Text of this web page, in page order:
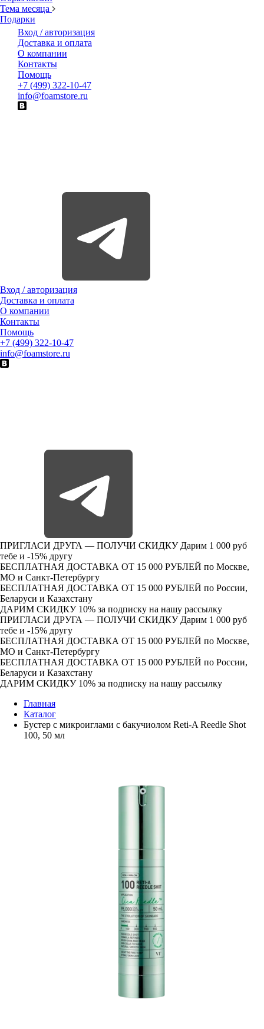
Тема месяца
Подарки
Вход / авторизация
Доставка и оплата
О компании
Контакты
Помощь
+7 (499) 322-10-47
info@foamstore.ru
Вход / авторизация
Доставка и оплата
О компании
Контакты
Помощь
+7 (499) 322-10-47
info@foamstore.ru
ПРИГЛАСИ ДРУГА — ПОЛУЧИ СКИДКУ Дарим 1 000 руб
тебе и -15% другу
БЕСПЛАТНАЯ ДОСТАВКА ОТ 15 000 РУБЛЕЙ по Москве,
МО и Санкт-Петербургу
БЕСПЛАТНАЯ ДОСТАВКА ОТ 15 000 РУБЛЕЙ по России,
Беларуси и Казахстану
ДАРИМ СКИДКУ 10% за подписку на нашу рассылку
ПРИГЛАСИ ДРУГА — ПОЛУЧИ СКИДКУ Дарим 1 000 руб
тебе и -15% другу
БЕСПЛАТНАЯ ДОСТАВКА ОТ 15 000 РУБЛЕЙ по Москве,
МО и Санкт-Петербургу
БЕСПЛАТНАЯ ДОСТАВКА ОТ 15 000 РУБЛЕЙ по России,
Беларуси и Казахстану
ДАРИМ СКИДКУ 10% за подписку на нашу рассылку
Главная
Каталог
Бустер с микроиглами с бакучиолом Reti-A Reedle Shot
100, 50 мл